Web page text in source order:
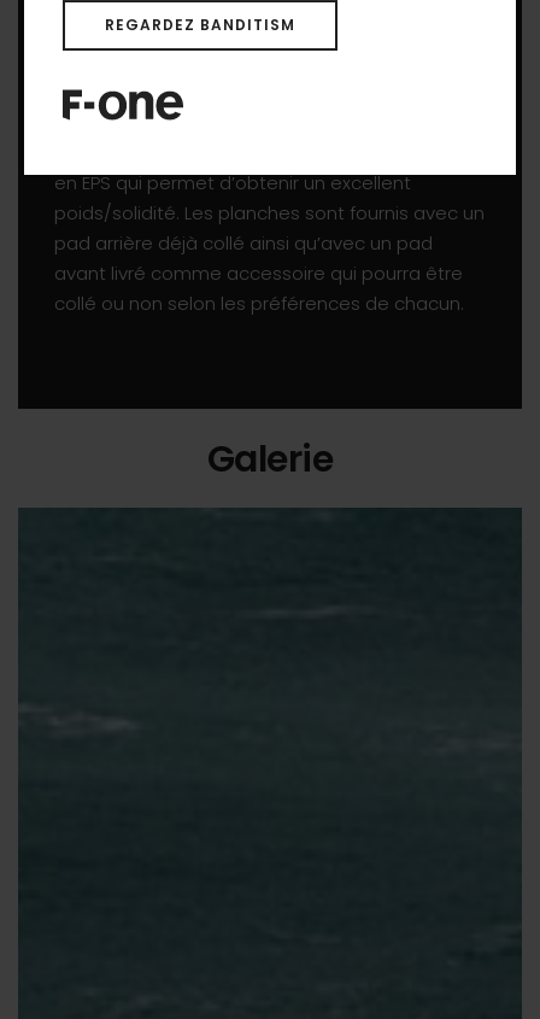
Toutes les planches sont équipées du système
Twin Tracks pour pouvoir y monter tout foil
Elles sont construites avec un sandwich
en EPS qui permet d’obtenir un excellent
poids/solidité. Les planches sont fournis avec un
pad arrière déjà collé ainsi qu’avec un pad
avant livré comme accessoire qui pourra être
collé ou non selon les préférences de chacun.
Galerie
REGARDEZ BANDITISM